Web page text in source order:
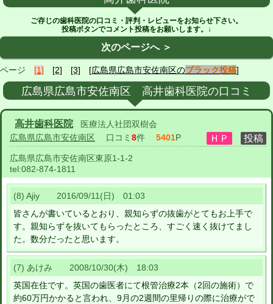
ご存じの歯科医院の口コミ・評判・レビューをお知らせ下さい。
投稿ボタンでコメント投稿をお願いします。↓
次のページへ ＞
ページ [1] [2] [3] [広島県広島市安佐南区のブラック投稿]
広島県広島市安佐南区 高井歯科医院の口コミ
高井歯科医院
医療法人社団双樹会
広島県広島市安佐南区 口コミ 8件 5401P
広島県広島市安佐南区東原1-1-2
tel:082-874-1811
(8) Ajiy 2016/09/11(日) 01:03
皆さんが書いているとおり、親知らずの抜歯がとてもお上手で
す。親知らずを抜いてもらったところ、すごく速く抜けてまし
た。数分だったと思います。
(7) あけみ 2008/10/30(木) 18:03
英国在住です。英国の歯医者にて根管治療2本（2回の施術）で
約60万円かかると言われ、9月の2週間の里帰りの際に治療がで